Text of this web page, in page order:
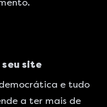
seu site
e tudo
a ter mais de